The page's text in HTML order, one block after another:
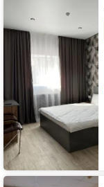
Гостиница